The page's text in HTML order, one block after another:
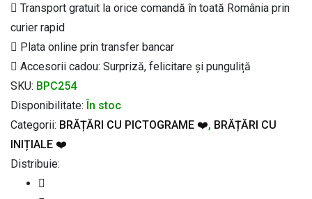
Transport gratuit la orice comandă în toată România prin
curier rapid
Plata online prin transfer bancar
Accesorii cadou: Surpriză, felicitare și punguliță
SKU: BPC254
Disponibilitate: În stoc
Categorii: BRĂȚĂRI CU PICTOGRAME ❤️, BRĂȚĂRI CU
INIȚIALE ❤️
Distribuie: